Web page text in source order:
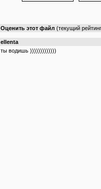
Оценить этот файл (текущий
ellenta
ты водишь )))))))))))))